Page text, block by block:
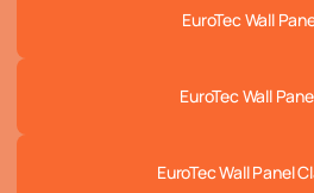
EuroTec Wall
EuroTec Wall
EuroTec Wall Panel